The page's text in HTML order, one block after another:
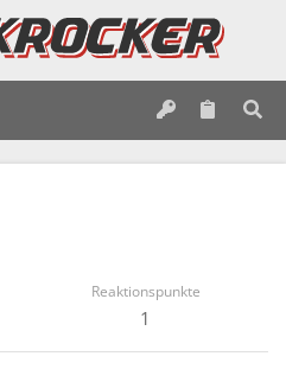
Reaktionspunkte
1